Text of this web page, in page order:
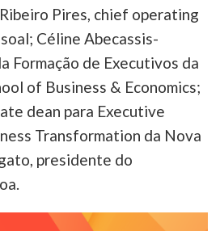
Pires, chief operating
Céline Abecassis-
Formação de Executivos da
of Business & Economics;
dean para Executive
Transformation da Nova
presidente do